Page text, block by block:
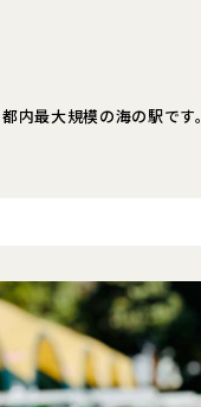
内最大規模の海の駅です。